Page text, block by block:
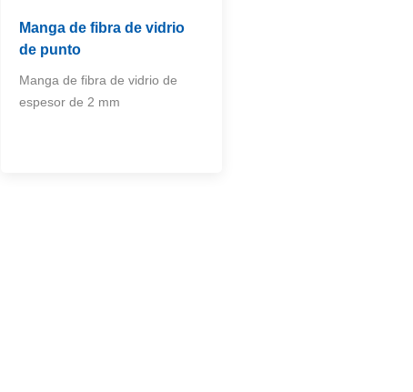
Manga de fibra de vidrio
de punto
Manga de fibra de vidrio de
espesor de 2 mm